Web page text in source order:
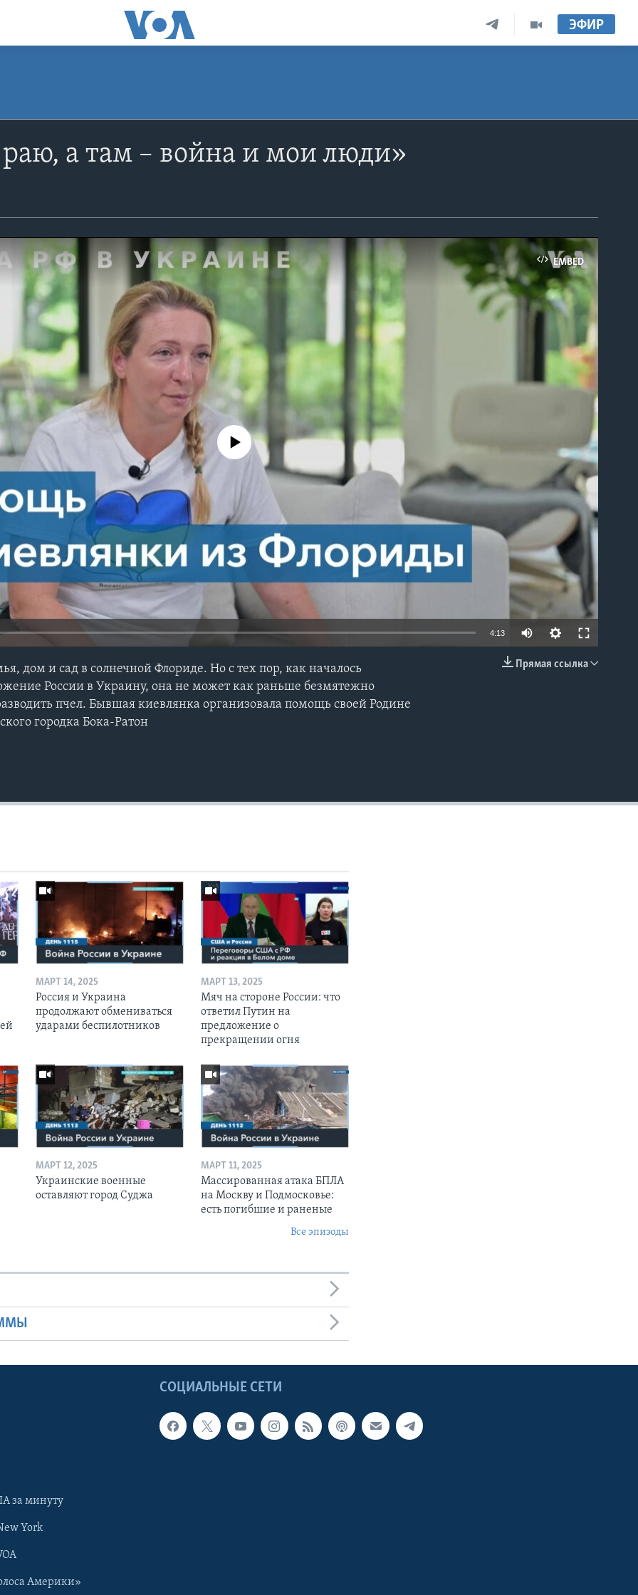
ЭФИР
а там – война и мои люди»
EMBED
No media source currently available
4:13
Прямая ссылка
дом и сад в солнечной Флориде. Но с тех пор, как началось
России в Украину, она не может как раньше безмятежно
пчел. Бывшая киевлянка организовала помощь своей Родине
городка Бока-Ратон
МАРТ 14, 2025
Россия и Украина
продолжают обмениваться
ударами беспилотников
МАРТ 13, 2025
Мяч на стороне России: что
ответил Путин на
предложение о
прекращении огня
МАРТ 12, 2025
Украинские военные
оставляют город Суджа
МАРТ 11, 2025
Массированная атака БПЛА
на Москву и Подмосковье:
есть погибшие и раненые
Все эпизоды
СОЦИАЛЬНЫЕ СЕТИ
за минуту
York
Америки»